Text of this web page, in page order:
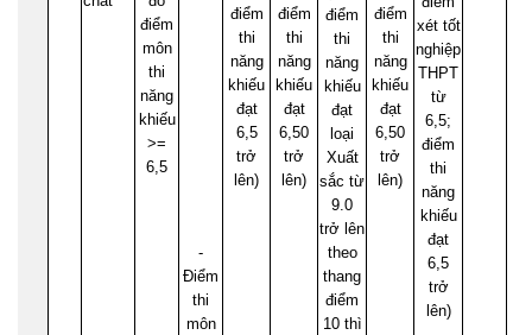
điểm
môn
thi
năng
khiếu
>=
6,5
điểm
thi
năng
khiếu
đạt
6,5
trở
lên)
điểm
thi
năng
khiếu
đạt
6,50
trở
lên)
điểm
thi
năng
khiếu
đạt
6,50
trở
lên)
xét tốt
nghiệp
THPT
từ
6,5;
điểm
thi
năng
khiếu
đạt
6,5
trở
lên)
-
Điểm
thi
môn
điểm
thi
năng
khiếu
đạt
loại
Xuất
sắc từ
9.0
trở lên
theo
thang
điểm
10 thì